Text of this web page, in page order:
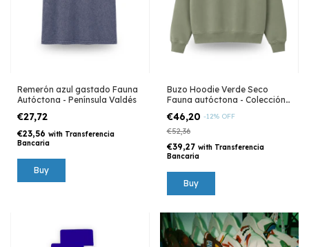
Remerón azul gastado Fauna
Autóctona - Península Valdés
€27,72
€23,56 with Transferencia
Bancaria
Buzo Hoodie Verde Seco
Fauna autóctona - Colección
€46,20 -12% OFF
€52,36
€39,27 with Transferencia
Bancaria
Buy